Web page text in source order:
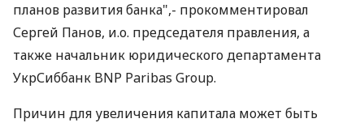
планов развития банка",- прокомментировал
Сергей Панов, и.о. председателя правления, а
также начальник юридического департамента
УкрСиббанк BNP Paribas Group.
Причин для увеличения капитала может быть